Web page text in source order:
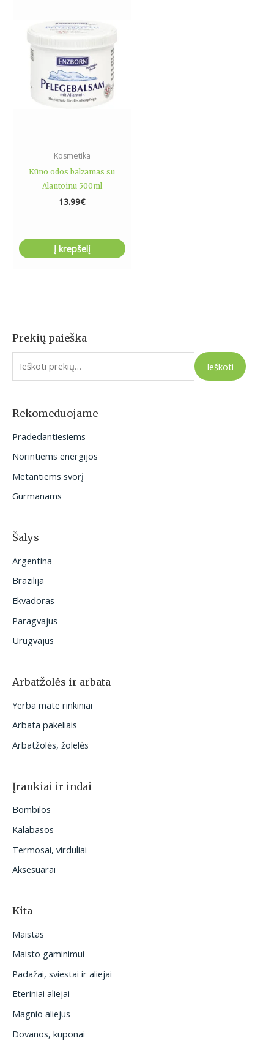
Prekių paieška
I
e
o
:
Ieškoti
Rekomeduojame
Pradedantiesiems
Norintiems energijos
Metantiems svorį
Gurmanams
Šalys
Argentina
Brazilija
Ekvadoras
Paragvajus
Urugvajus
Arbatžolės ir arbata
Yerba mate rinkiniai
Arbata pakeliais
Arbatžolės, žolelės
Įrankiai ir indai
Bombilos
Kalabasos
Termosai, virduliai
Aksesuarai
Kita
Maistas
Maisto gaminimui
Padažai, sviestai ir aliejai
Eteriniai aliejai
Magnio aliejus
Dovanos, kuponai
Kosmetika
Kūno odos balzamas su
Alantoinu 500ml
13.99€
Į krepšelį